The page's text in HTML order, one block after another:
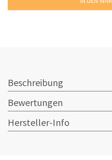
Beschreibung
Bewertungen
Hersteller-Info